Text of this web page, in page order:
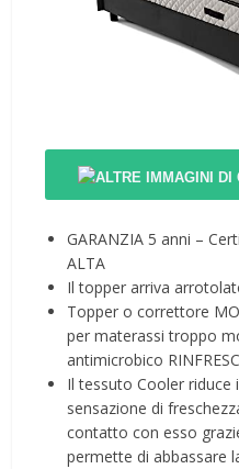
GARANZIA 5 anni –
ALTA
Il topper arriva
Topper o correttore
per materassi troppo
antimicrobico
Il tessuto Cooler riduce
sensazione di
contatto con esso
permette di abbassare